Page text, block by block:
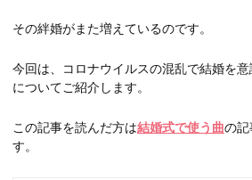
その絆婚がまた増えているのです。
今回は、コロナウイルスの混乱で結婚を
についてご紹介します。
この記事を読んだ方は結婚式で使う曲の記
す。